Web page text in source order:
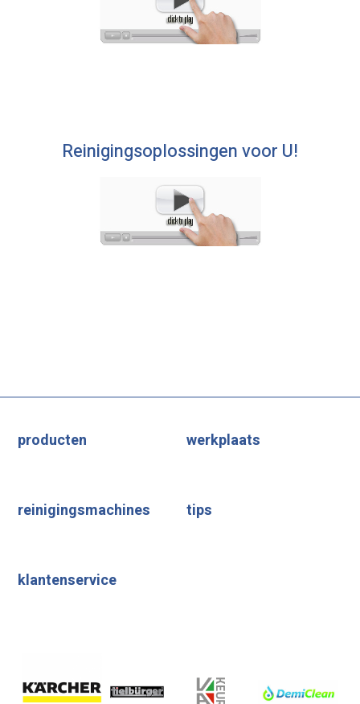
Reinigingsoplossingen voor U!
producten werkplaats
reinigingsmachines tips
klantenservice